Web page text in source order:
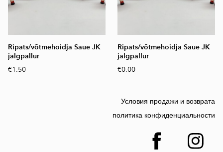
Ripats/võtmehoidja Saue JK
jalgpallur
€1.50
Ripats/võtmehoidja Saue JK
jalgpallur
€0.00
Условия продажи и возврата
политика конфиденциальности